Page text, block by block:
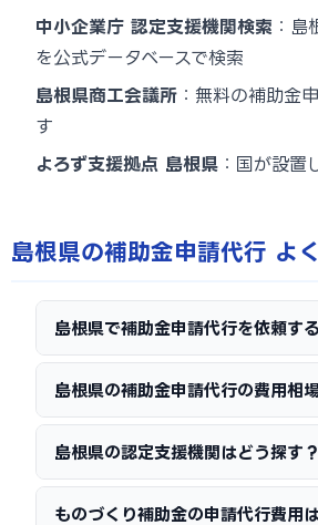
中小企業庁 認定支援機関検索 ：島
を公式データベースで検索
島根県商工会議所 ：無料の補助金
す
よろず支援拠点 島根県 ：国が設置
島根県の補助金申請代行 よ
島根県で補助金申請代行を依頼す
島根県の補助金申請代行の費用相
島根県の認定支援機関はどう探す？
ものづくり補助金の申請代行費用